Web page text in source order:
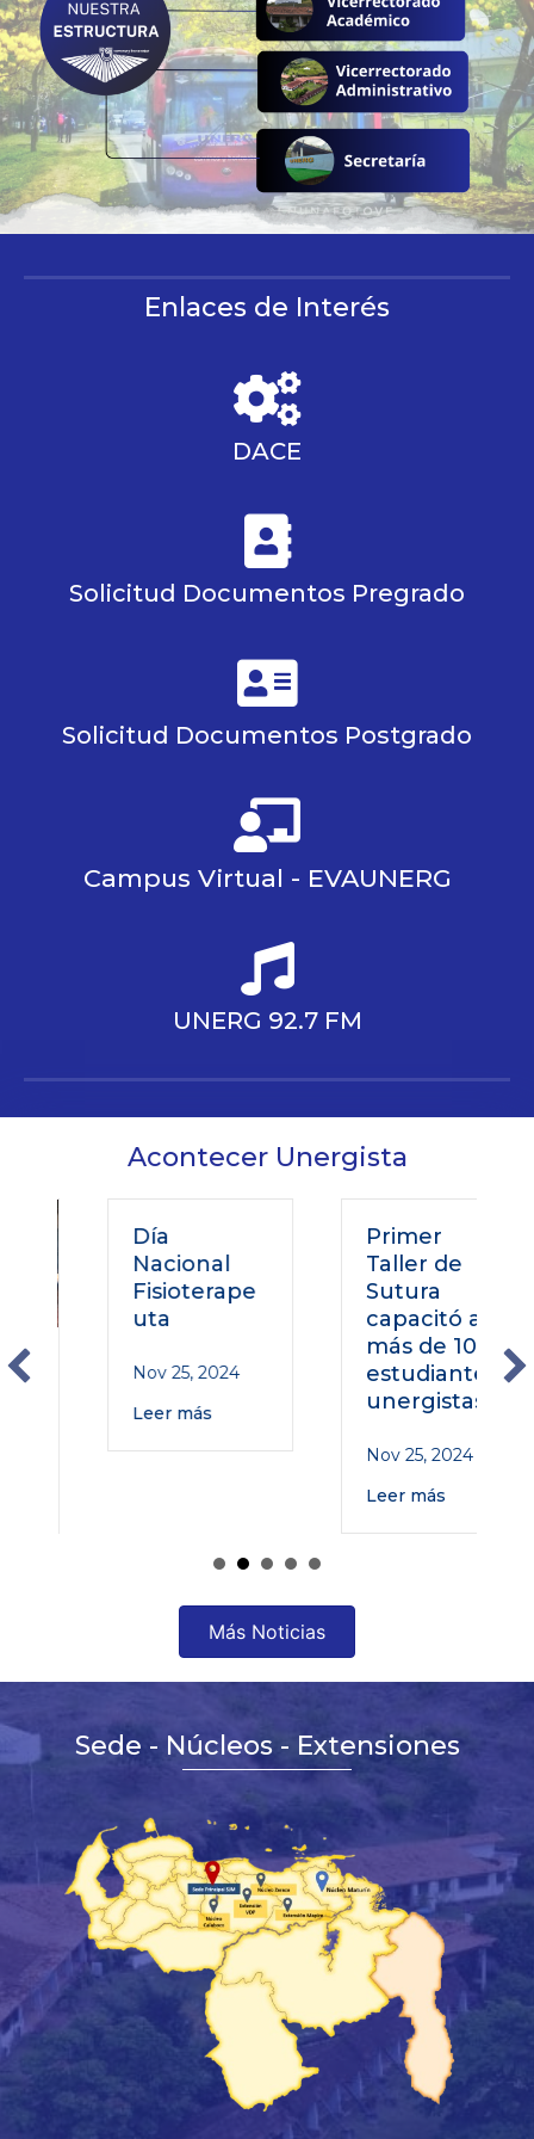
Enlaces de Interés
DACE
Solicitud Documentos Pregrado
Solicitud Documentos Postgrado
Campus Virtual - EVAUNERG
UNERG 92.7 FM
Acontecer Unergista
Día
Nacional
Fisioterape
uta
Nov 25, 2024
Leer más
Primer
Taller de
Sutura
capacitó a
más de 100
estudiantes
unergistas
Nov 25, 2024
Leer más
Más Noticias
Sede - Núcleos - Extensiones